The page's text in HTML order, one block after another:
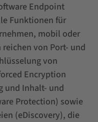
Endpoint
Funktionen für
mobil oder
von Port- und
von
Encryption
und Inhalt- und
Protection) sowie
(eDiscovery), die